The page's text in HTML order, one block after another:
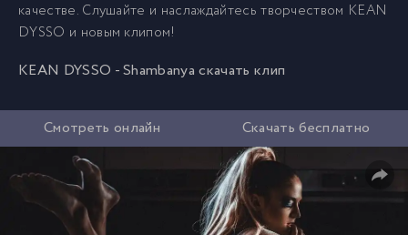
качестве. Слушайте и наслаждайтесь творчеством KEAN
DYSSO и новым клипом!
KEAN DYSSO - Shambanya скачать клип
Смотреть онлайн Скачать бесплатно